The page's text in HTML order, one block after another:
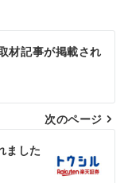
材記事が掲載され
次のページ
ました